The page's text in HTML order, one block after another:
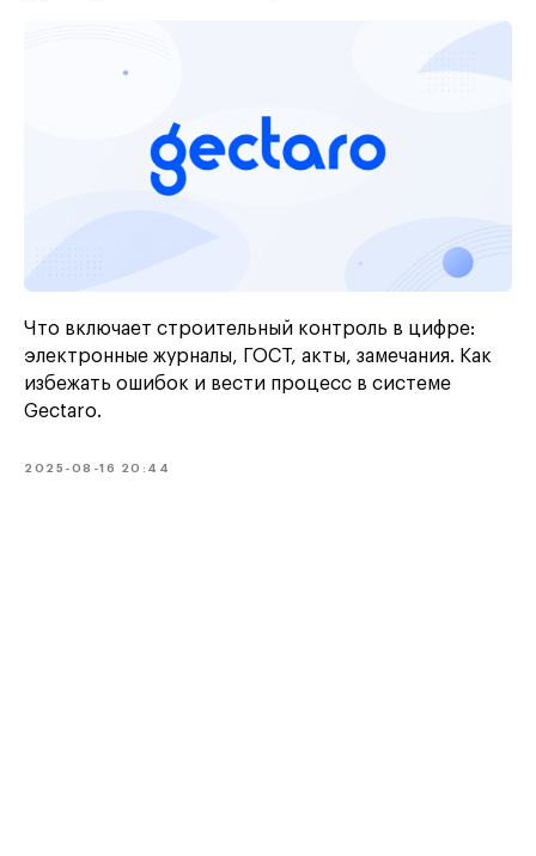
Что включает строительный контроль в цифре:
электронные журналы, ГОСТ, акты, замечания. Как
избежать ошибок и вести процесс в системе
Gectaro.
2025-08-16 20:44